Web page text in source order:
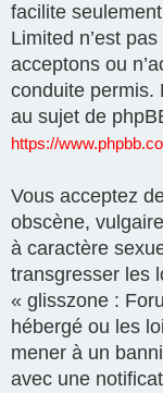
facilite
Limited n’est
acceptons ou
conduite permis.
au sujet de
https://
Vous acceptez
obscène,
à caractère
transgresser les
« glisszone :
hébergé ou les
mener à un
avec une